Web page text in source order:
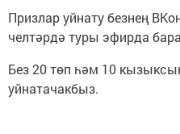
Призлар уйнату безнең
челтәрдә туры эфирда
Без 20 төп һәм 10
уйнатачакбыз.